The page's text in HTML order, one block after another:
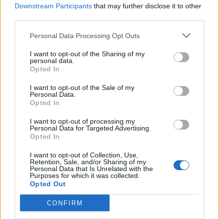
Downstream Participants that may further disclose it to other
Personal Data Processing Opt Outs
I want to opt-out of the Sharing of my
personal data.
Opted In
I want to opt-out of the Sale of my
Personal Data.
Opted In
I want to opt-out of processing my
Personal Data for Targeted Advertising.
Opted In
I want to opt-out of Collection, Use,
Retention, Sale, and/or Sharing of my
Personal Data that Is Unrelated with the
Purposes for which it was collected.
Opted Out
CONFIRM
Θα χρειαστείτε:
-Ένα αυγό
-Μια καθαρή πετσέτα
-Λίγο χαρτί τουαλέτας ή χαρτομάντηλο
-Διαχωρίστε τον κρόκο από ασπράδι του αυγού
-Πλύνετε το πρόσωπό σας
-Στεγνώστε το πρόσωπό σας
-Εφαρμόστε το ασπράδι στο δέρμα σας κάνοντας
μια λεπτή στρώση